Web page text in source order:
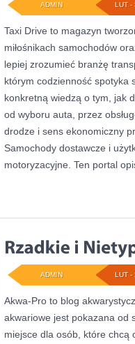
LUT -
ADMIN
Taxi Drive to magazyn
miłośnikach samochodów
lepiej zrozumieć branżę
którym codzienność spotyka
konkretną wiedzą o tym, jak
od wyboru auta, przez
drodze i sens ekonomiczny
Samochody dostawcze i
motoryzacyjne. Ten portal
LUT -
ADMIN
Akwa-Pro to blog
akwariowe jest pokazana od
miejsce dla osób, które chcą